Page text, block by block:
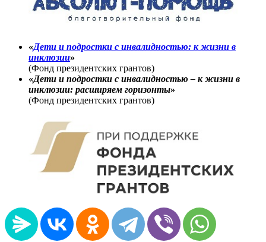
«Дети и подростки с инвалидностью: к жизни в
инклюзии»
(Фонд президентских грантов)
«Дети и подростки с инвалидностью – к жизни в
инклюзии: расширяем горизонты»
(Фонд президентских грантов)